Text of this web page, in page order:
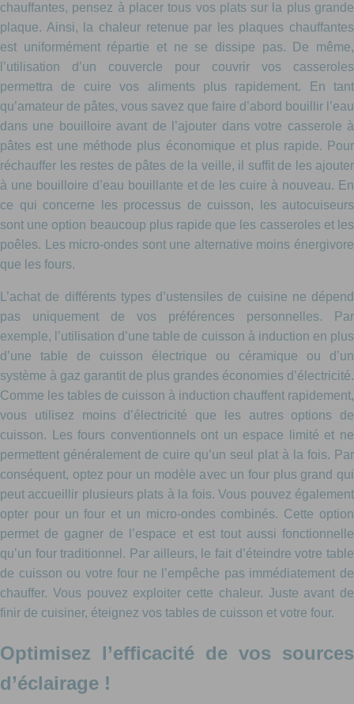
chauffantes, pensez à placer tous vos plats sur la plus grande
plaque. Ainsi, la chaleur retenue par les plaques chauffantes
est uniformément répartie et ne se dissipe pas. De même,
l’utilisation d’un couvercle pour couvrir vos casseroles
permettra de cuire vos aliments plus rapidement. En tant
qu’amateur de pâtes, vous savez que faire d’abord bouillir l’eau
dans une bouilloire avant de l’ajouter dans votre casserole à
pâtes est une méthode plus économique et plus rapide. Pour
réchauffer les restes de pâtes de la veille, il suffit de les ajouter
à une bouilloire d’eau bouillante et de les cuire à nouveau. En
ce qui concerne les processus de cuisson, les autocuiseurs
sont une option beaucoup plus rapide que les casseroles et les
poêles. Les micro-ondes sont une alternative moins énergivore
que les fours.
L’achat de différents types d’ustensiles de cuisine ne dépend
pas uniquement de vos préférences personnelles. Par
exemple, l’utilisation d’une table de cuisson à induction en plus
d’une table de cuisson électrique ou céramique ou d’un
système à gaz garantit de plus grandes économies d’électricité.
Comme les tables de cuisson à induction chauffent rapidement,
vous utilisez moins d’électricité que les autres options de
cuisson. Les fours conventionnels ont un espace limité et ne
permettent généralement de cuire qu’un seul plat à la fois. Par
conséquent, optez pour un modèle avec un four plus grand qui
peut accueillir plusieurs plats à la fois. Vous pouvez également
opter pour un four et un micro-ondes combinés. Cette option
permet de gagner de l’espace et est tout aussi fonctionnelle
qu’un four traditionnel. Par ailleurs, le fait d’éteindre votre table
de cuisson ou votre four ne l’empêche pas immédiatement de
chauffer. Vous pouvez exploiter cette chaleur. Juste avant de
finir de cuisiner, éteignez vos tables de cuisson et votre four.
Optimisez l’efficacité de vos sources
d’éclairage !